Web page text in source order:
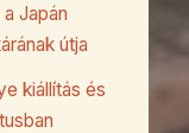
Japán
útja
kiállítás és